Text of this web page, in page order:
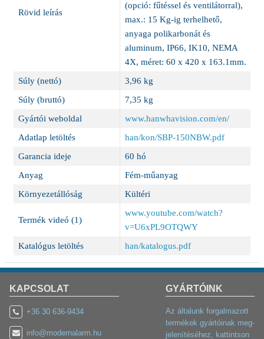
Rövid leírás
(opció: fűtéssel és ventilátorral),
max.: 15 Kg-ig terhelhető,
anyaga polikarbonát és
aluminum, IP66, IK10, NEMA
4X, méret: 60 x 420 x 163.1mm.
Súly (nettó)
3,96 kg
Súly (bruttó)
7,35 kg
Gyártói weboldal
www.hanwhavision.com/en/
Adatlap letöltés
han/kon/SBP-150NBW.pdf
Garancia ideje
60 hó
Anyag
Fém-műanyag
Környezetállóság
Kültéri
Termék videó (1)
www.youtube.com/watch?
v=U6xPL9OTQWY
Katalógus letöltés
han/katalogus.pdf
KAPCSOLAT
+36 30 636-9434
info@modernalarm.hu
GYÁRTÓINK
Az általunk forgalmazott
termékek gyártóinak meg-
jelenítéséhez, kattintson